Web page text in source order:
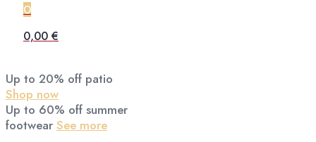
0
0,00 €
Up to 20% off patio
Shop now
Up to 60% off summer
footwear See more